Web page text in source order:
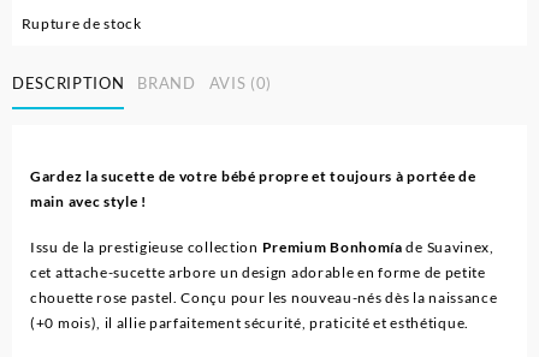
Rupture de stock
DESCRIPTION BRAND AVIS (0)
Gardez la sucette de votre bébé propre et toujours à portée de
main avec style !
Issu de la prestigieuse collection Premium Bonhomía de Suavinex,
cet attache-sucette arbore un design adorable en forme de petite
chouette rose pastel. Conçu pour les nouveau-nés dès la naissance
(+0 mois), il allie parfaitement sécurité, praticité et esthétique.